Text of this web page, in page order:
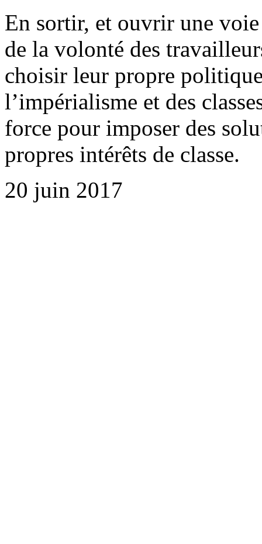
En sortir, et ouvrir une
de la volonté des
choisir leur propre
l’impérialisme et des
force pour imposer des
propres intérêts de classe.
20 juin 2017